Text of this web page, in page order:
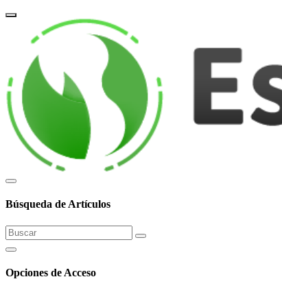
Búsqueda de Artículos
Opciones de Acceso